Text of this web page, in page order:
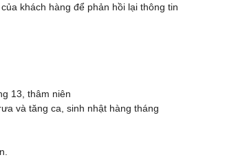
khách hàng để phản hồi lại thông tin
13, thâm niên
và tăng ca, sinh nhật hàng tháng